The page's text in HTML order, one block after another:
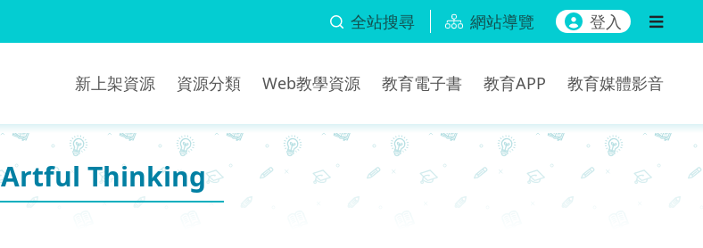
全站搜尋 網站導覽 登入
新上架資源 資源分類 Web教學資源 教育電子書 教育APP 教育媒體影音
Artful Thinking